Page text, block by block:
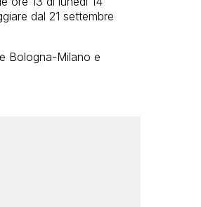
dal 21 settembre
Bologna-Milano e